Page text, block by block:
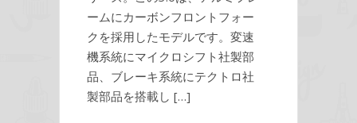
ームにカーボンフロントフォー
クを採用したモデルです。変速
機系統にマイクロシフト社製部
品、ブレーキ系統にテクトロ社
製部品を搭載し […]